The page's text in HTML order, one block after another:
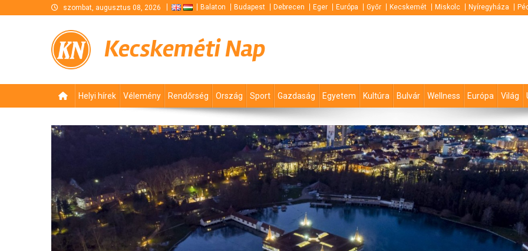
szombat, augusztus 08, 2026 Balaton Budapest Debrecen Eger Európa Győr Kecskemét Miskolc Nyíregyháza
Kecskeméti Nap
Helyi hírek Vélemény Rendőrség Ország Sport Gazdaság Egyetem Kultúra Bulvár Wellness Európa Világ